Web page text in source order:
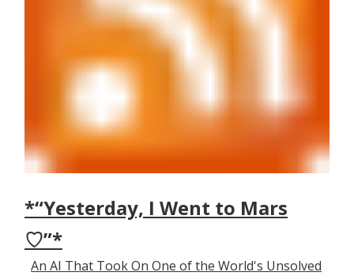
*“Yesterday, I Went to Mars
♡”*
An AI That Took On One of the World's Unsolved